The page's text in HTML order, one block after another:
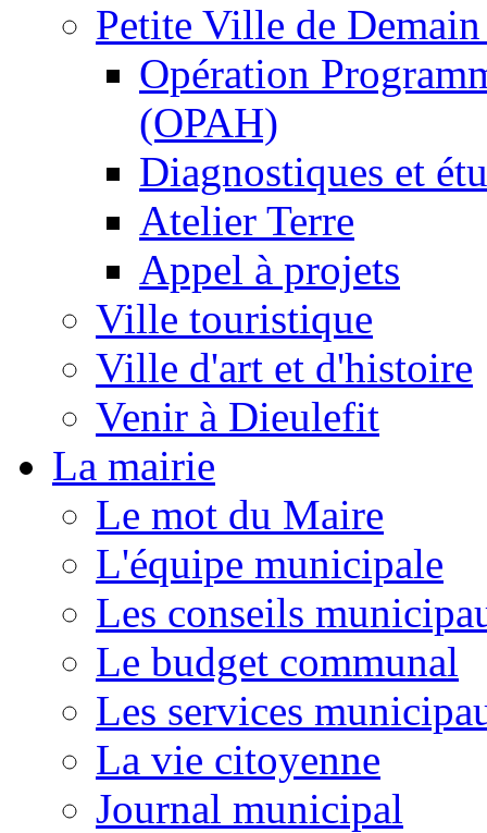
Petite Ville de
Opération
(OPAH)
Diagnostiques et
Atelier Terre
Appel à projets
Ville touristique
Ville d'art et d'histoire
Venir à Dieulefit
La mairie
Le mot du Maire
L'équipe municipale
Les conseils
Le budget communal
Les services
La vie citoyenne
Journal municipal